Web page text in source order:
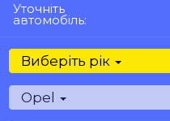
Уточніть
автомобіль:
Виберіть рік
Opel